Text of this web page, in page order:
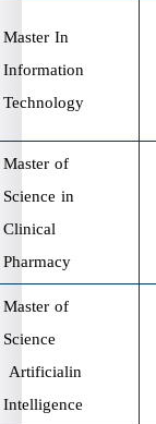
Master In
Information
Technology
Master of
Science in
Clinical
Pharmacy
Master of
Science
in
Artificial
Intelligence